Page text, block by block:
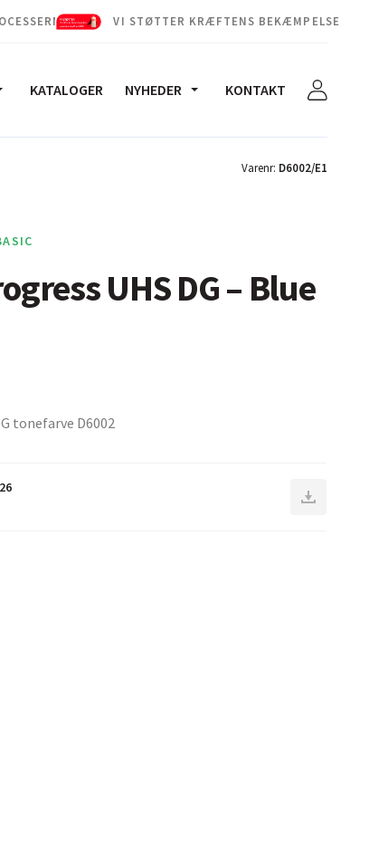
VI STØTTER KRÆFTENS BEKÆMPELSE
KATALOGER NYHEDER KONTAKT
Varenr: D6002/E1
UHS DG – Blue
tonefarve D6002